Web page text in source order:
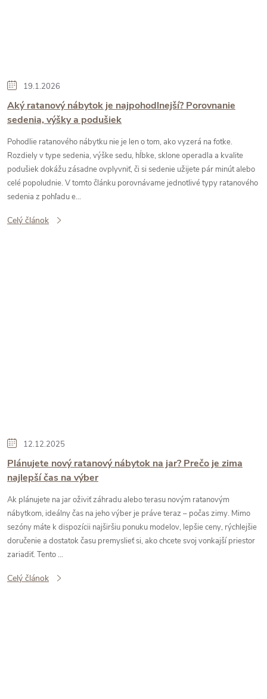
19.1.2026
Aký ratanový nábytok je najpohodlnejší? Porovnanie
sedenia, výšky a podušiek
Pohodlie ratanového nábytku nie je len o tom, ako vyzerá na fotke.
Rozdiely v type sedenia, výške sedu, hĺbke, sklone operadla a kvalite
podušiek dokážu zásadne ovplyvniť, či si sedenie užijete pár minút alebo
celé popoludnie. V tomto článku porovnávame jednotlivé typy ratanového
sedenia z pohľadu e...
Celý článok
12.12.2025
Plánujete nový ratanový nábytok na jar? Prečo je zima
najlepší čas na výber
Ak plánujete na jar oživiť záhradu alebo terasu novým ratanovým
nábytkom, ideálny čas na jeho výber je práve teraz – počas zimy. Mimo
sezóny máte k dispozícii najširšiu ponuku modelov, lepšie ceny, rýchlejšie
doručenie a dostatok času premyslieť si, ako chcete svoj vonkajší priestor
zariadiť. Tento ...
Celý článok